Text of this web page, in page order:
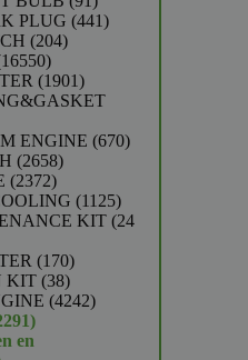
producten
PLUG 441441
204204
1655016550
producten
19011901
producten
ENGINE 670670
26582658
23722372
producten
11251125
producten
KIT 24
170170
producten
KIT 3838
producten
42424242
12291
producten
en